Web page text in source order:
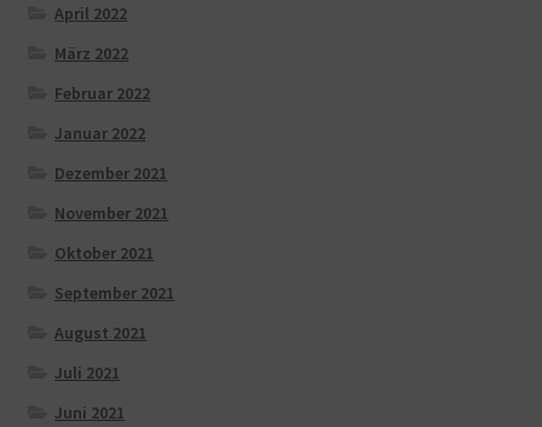
April 2022
März 2022
Februar 2022
Januar 2022
Dezember 2021
November 2021
Oktober 2021
September 2021
August 2021
Juli 2021
Juni 2021